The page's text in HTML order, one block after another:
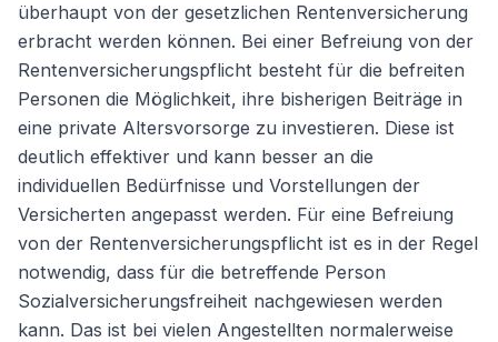
überhaupt von der gesetzlichen Rentenversicherung
erbracht werden können. Bei einer Befreiung von der
Rentenversicherungspflicht besteht für die befreiten
Personen die Möglichkeit, ihre bisherigen Beiträge in
eine private Altersvorsorge zu investieren. Diese ist
deutlich effektiver und kann besser an die
individuellen Bedürfnisse und Vorstellungen der
Versicherten angepasst werden. Für eine Befreiung
von der Rentenversicherungspflicht ist es in der Regel
notwendig, dass für die betreffende Person
Sozialversicherungsfreiheit nachgewiesen werden
kann. Das ist bei vielen Angestellten normalerweise